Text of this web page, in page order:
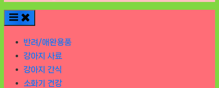
반려/애완용품
강아지 사료
강아지 간식
소화기 건강